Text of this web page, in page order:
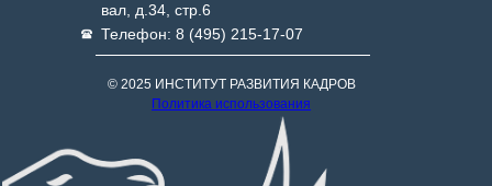
вал, д.34, стр.6
Телефон: 8 (495) 215-17-07
© 2025 ИНСТИТУТ РАЗВИТИЯ КАДРОВ
Политика использования